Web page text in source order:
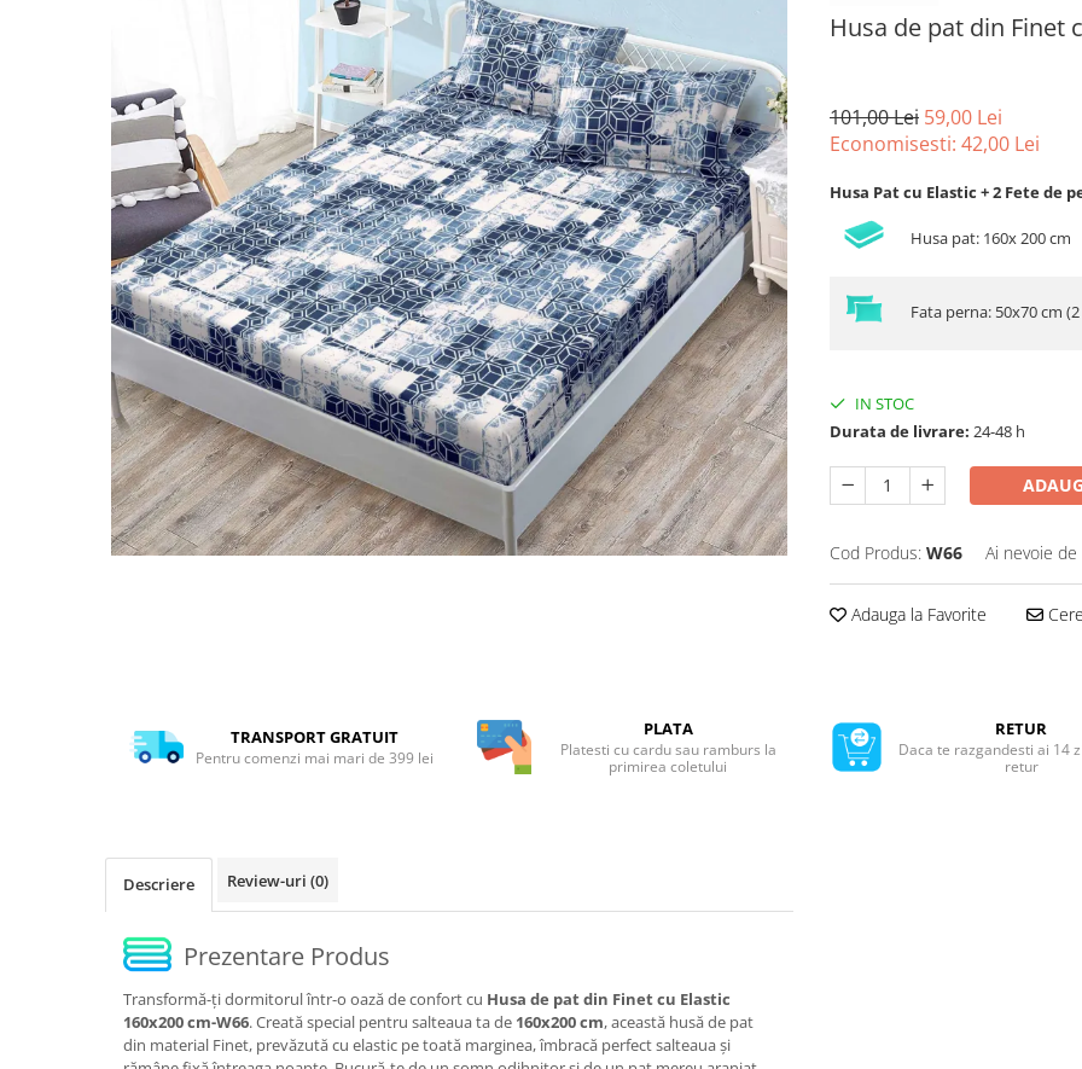
Lenjerii de pat Damasc
Lenjerii de pat Finet + 2 Draperii
Lenjerii de pat Finet cu PLIURI
Lenjerii de pat finet Home
Lenjerii de pat Saten 4 piese cu
Husa de pat din Finet
101,00 Lei 59,00 Lei
Economisesti: 42,00 Lei
Husa Pat cu Elastic + 2 Fete de
Husa pat: 160x 200 cm
Fata perna: 50x70 cm
IN STOC
Durata de livrare: 24-48 h
Cod Produs: W66 Ai nevoie de
Adauga la Favorite
TRANSPORT GRATUIT
Pentru comenzi mai mari de 399 lei
PLATA
Platesti cu cardu sau ramburs la
primirea coletului
RETUR
Daca te razgandesti ai 14
retur
Descriere Review-uri (0)
Prezentare Produs
Transformă-ți dormitorul într-o oază de confort cu Husa de pat din Finet cu Elastic
160x200 cm-W66. Creată special pentru salteaua ta de 160x200 cm, această husă de pat
din material Finet, prevăzută cu elastic pe toată marginea, îmbracă perfect salteaua și